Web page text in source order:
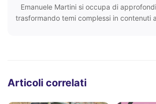
Emanuele Martini si occupa di
trasformando temi complessi in contenuti
Articoli correlati